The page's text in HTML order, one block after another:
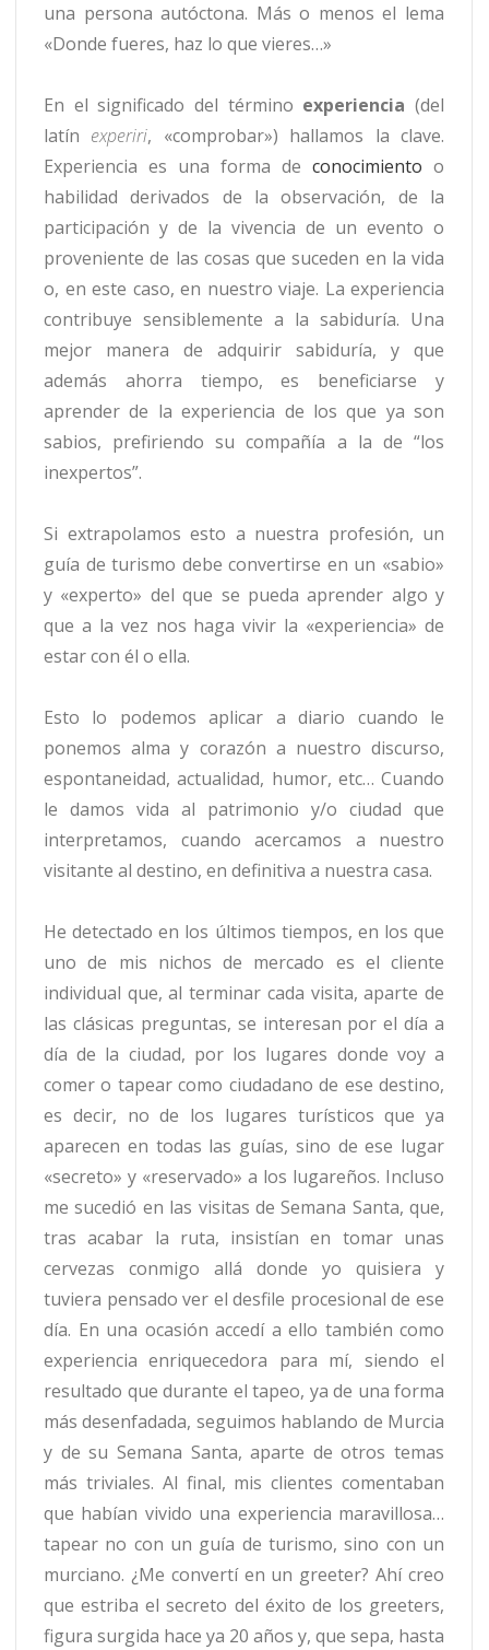
una persona autóctona. Más o menos el lema
«Donde fueres, haz lo que vieres…»
En el significado del término experiencia(del
latín experiri, «comprobar») hallamos la clave.
Experiencia es una forma de conocimiento o
habilidad derivados de la observación, de la
participación y de la vivencia de un evento o
proveniente de las cosas que suceden en la vida
o, en este caso, en nuestro viaje. La experiencia
contribuye sensiblemente a la sabiduría. Una
mejor manera de adquirir sabiduría, y que
además ahorra tiempo, es beneficiarse y
aprender de la experiencia de los que ya son
sabios, prefiriendo su compañía a la de “los
inexpertos”.
Si extrapolamos esto a nuestra profesión, un
guía de turismo debe convertirse en un «sabio»
y «experto» del que se pueda aprender algo y
que a la vez nos haga vivir la «experiencia» de
estar con él o ella.
Esto lo podemos aplicar a diario cuando le
ponemos alma y corazón a nuestro discurso,
espontaneidad, actualidad, humor, etc… Cuando
le damos vida al patrimonio y/o ciudad que
interpretamos, cuando acercamos a nuestro
visitante al destino, en definitiva a nuestra casa.
He detectado en los últimos tiempos, en los que
uno de mis nichos de mercado es el cliente
individual que, al terminar cada visita, aparte de
las clásicas preguntas, se interesan por el día a
día de la ciudad, por los lugares donde voy a
comer o tapear como ciudadano de ese destino,
es decir, no de los lugares turísticos que ya
aparecen en todas las guías, sino de ese lugar
«secreto» y «reservado» a los lugareños. Incluso
me sucedió en las visitas de Semana Santa, que,
tras acabar la ruta, insistían en tomar unas
cervezas conmigo allá donde yo quisiera y
tuviera pensado ver el desfile procesional de ese
día. En una ocasión accedí a ello también como
experiencia enriquecedora para mí, siendo el
resultado que durante el tapeo, ya de una forma
más desenfadada, seguimos hablando de Murcia
y de su Semana Santa, aparte de otros temas
más triviales. Al final, mis clientes comentaban
que habían vivido una experiencia maravillosa…
tapear no con un guía de turismo, sino con un
murciano. ¿Me convertí en un greeter? Ahí creo
que estriba el secreto del éxito de los greeters,
figura surgida hace ya 20 años y, que sepa, hasta